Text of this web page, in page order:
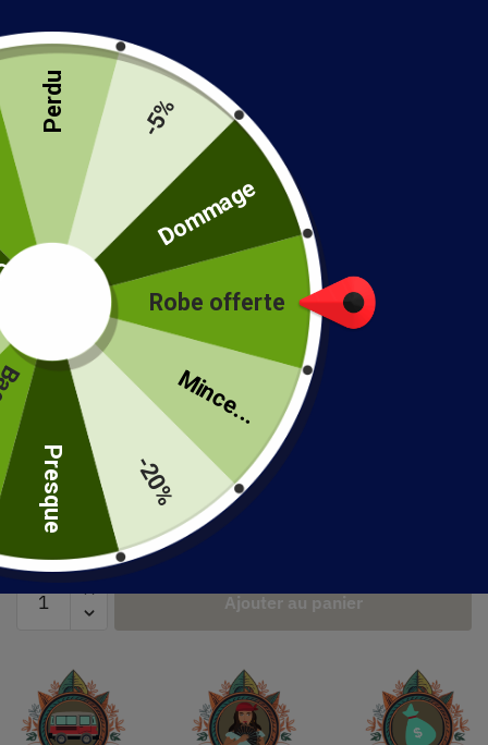
Jupe Longue Bohème Rouge
39.99 €
Taille
Ajouter au panier
Robe offerte
Mince...
-20%
Presque
Perdu -5%
Dommage